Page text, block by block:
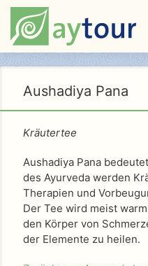
Aushadiya Pana
Kräutertee
Aushadiya Pana
des Ayurveda werden
Therapien und
Der Tee wird meist
den Körper von
der Elemente zu heilen.